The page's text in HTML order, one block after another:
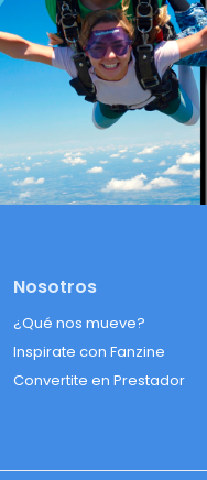
Nosotros
¿Qué nos mueve?
Inspirate con Fanzine
Convertite en Prestador